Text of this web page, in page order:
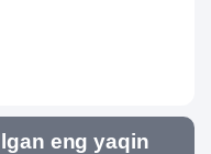
eng yaqin